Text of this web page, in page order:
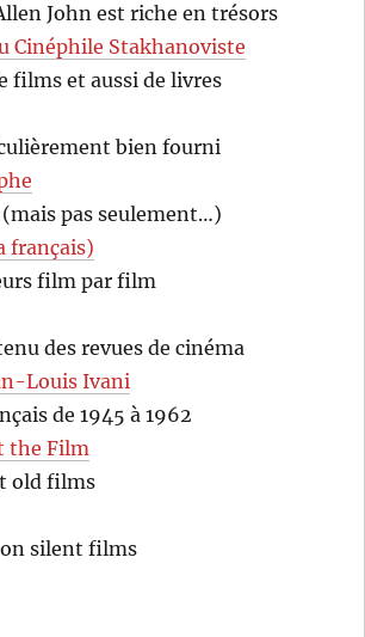
John est riche en trésors
Cinéphile Stakhanoviste
films et aussi de livres
bien fourni
pas seulement…)
français)
film par film
des revues de cinéma
Louis Ivani
de 1945 à 1962
the Film
old films
silent films